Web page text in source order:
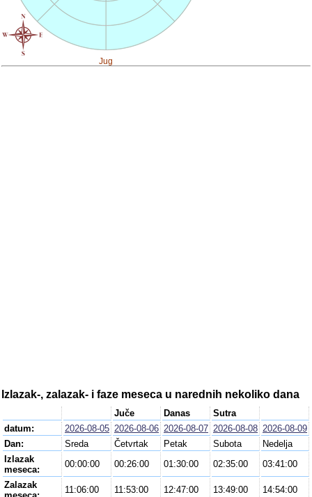
Jug
Izlazak-, zalazak- i faze meseca u narednih nekoliko dana
Juče Danas
Sutra
datum:
2026-08-05 2026-08-06 2026-08-07 2026-08-08 2026-08-09
Dan:
Sreda Četvrtak Petak Subota
Nedelja
Izlazak
meseca:
00:00:00 00:26:00 01:30:00 02:35:00
03:41:00
Zalazak
11:06:00 11:53:00 12:47:00 13:49:00 14:54:00